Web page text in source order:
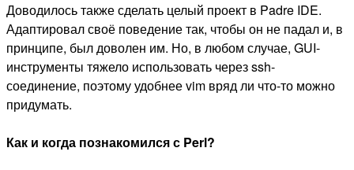
Доводилось также сделать целый проект в Padre IDE.
Адаптировал своё поведение так, чтобы он не падал и, в
принципе, был доволен им. Но, в любом случае, GUI-
инструменты тяжело использовать через ssh-
соединение, поэтому удобнее vim вряд ли что-то можно
придумать.
Как и когда познакомился с Perl?